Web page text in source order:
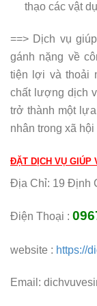
thạo các vật
==> Dịch vụ
gánh nặng về
tiện lợi và thoải
chất lượng dịch
trở thành một
nhân trong xã hội
ĐẶT DỊCH VỤ GIÚP
Địa Chỉ: 19 Định
Điện Thoại :
website : https://
Email: